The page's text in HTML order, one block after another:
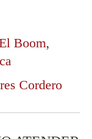
Boom,
Cordero